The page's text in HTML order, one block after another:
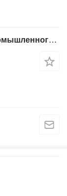
Getriebe SEW-Eurodrive R42W для промышленного оборудования